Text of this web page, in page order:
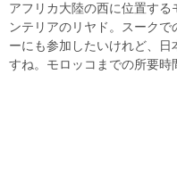
アフリカ大陸の西に位置す
ンテリアのリヤド。スーク
ーにも参加したいけれど、
すね。モロッコまでの所要時